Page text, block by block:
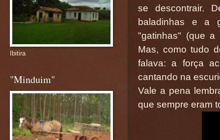
se descontrair.
baladinhas e a
"gatinhas" (que
Mas, como tudo
falava: a força
cantando na
Vale a pena
que sempre eram
Ibitira
"Minduim"